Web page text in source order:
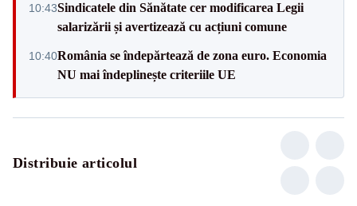
10:43Sindicatele din Sănătate cer modificarea Legii
salarizării și avertizează cu acțiuni comune
10:40România se îndepărtează de zona euro. Economia
NU mai îndeplinește criteriile UE
Distribuie articolul